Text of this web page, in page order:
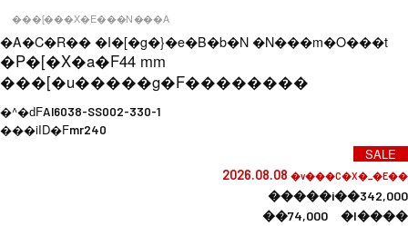
���[���X�E���N���A
�A�C�R�� �I�[�g�}�e�B�b�N �N���m�O���t
�P�[�X�a�F44 mm
���[�u�����g�F��������
�^�ԁFAI6038-SS002-330-1
���iID�Fmr240
SALE
2026.08.08 �v���C�X�_�E��
�����i��342,000
��74,000 �l����